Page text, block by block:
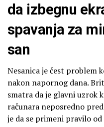
da izbegnu
spavanja za
san
Nesanica je čest problem
nakon napornog dana.
smatra da je glavni uzrok
računara neposredno
je da se primeni pravilo